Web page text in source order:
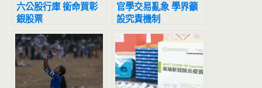
六公股行庫 銜命買彰
銀股票
官學交易亂象 學界籲
設究責機制